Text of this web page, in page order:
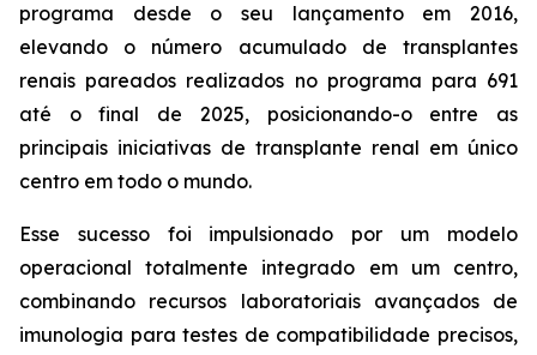
programa desde o seu lançamento em 2016,
elevando o número acumulado de transplantes
renais pareados realizados no programa para 691
até o final de 2025, posicionando-o entre as
principais iniciativas de transplante renal em único
centro em todo o mundo.
Esse sucesso foi impulsionado por um modelo
operacional totalmente integrado em um centro,
combinando recursos laboratoriais avançados de
imunologia para testes de compatibilidade precisos,